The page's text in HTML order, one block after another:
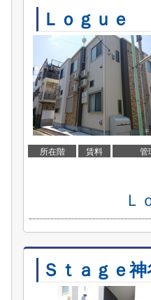
Ｌｏｇｕｅ
所在階 賃料 管
Ｌ
Ｓｔａｇｅ神